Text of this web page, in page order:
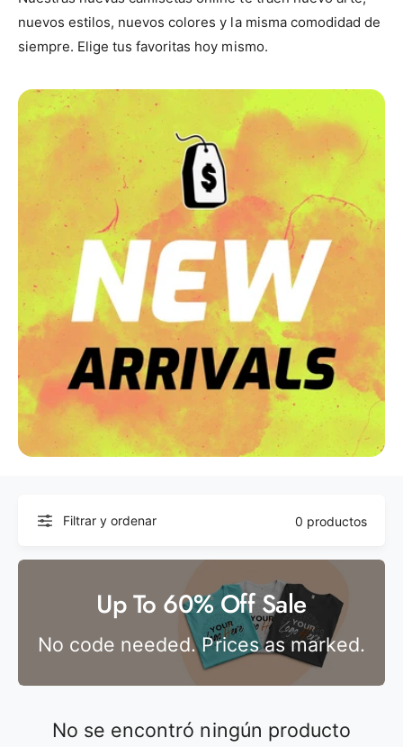
nuevos estilos, nuevos colores y la misma comodidad de
siempre. Elige tus favoritas hoy mismo.
Filtrar y ordenar 0 productos
Up To 60% Off Sale
No code needed. Prices as marked.
No se encontró ningún producto